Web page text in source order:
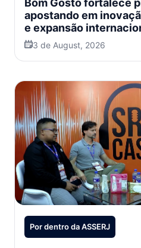
Bom Gosto fortalece
apostando em
e expansão
3 de August, 2026
Por dentro da ASSERJ